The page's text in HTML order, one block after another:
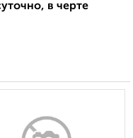
в черте